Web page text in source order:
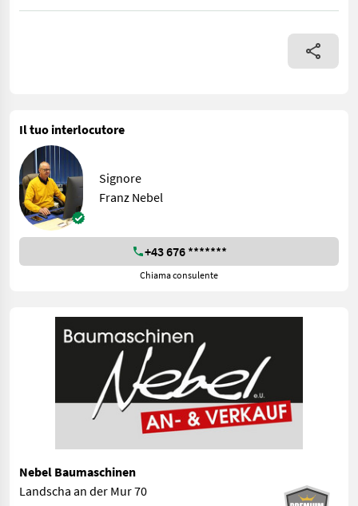
Zubehör:Powertilt-Zentralschmierung-Klima.2Tieflöffel
Il tuo interlocutore
Signore
Franz Nebel
+43 676 *******
Chiama consulente
Nebel Baumaschinen
Landscha an der Mur 70